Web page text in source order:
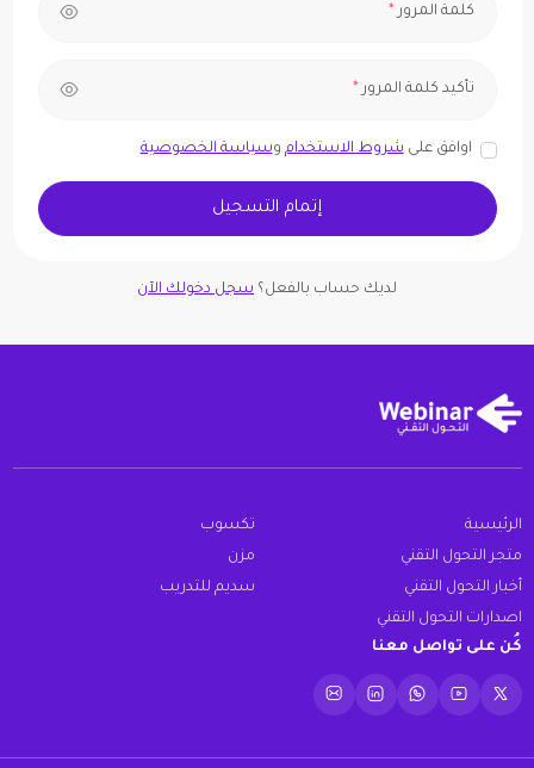
كلمة المرور *
تأكيد كلمة المرور *
اوافق علىشروط الاستخدام وسياسة الخصوصية
إتمام التسجيل
لديك حساب بالفعل؟ سجل دخولك الآن
الرئيسية
متجر التحول التقني
أخبار التحول التقني
اصدارات التحول التقني
تكسوب
مزن
سديم للتدريب
كُن على تواصل معنا